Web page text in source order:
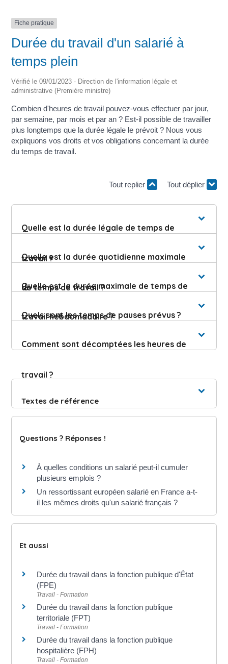
Fiche pratique
Durée du travail d'un salarié à
temps plein
Vérifié le 09/01/2023 - Direction de l'information légale et
administrative (Première ministre)
Combien d'heures de travail pouvez-vous effectuer par jour,
par semaine, par mois et par an ? Est-il possible de travailler
plus longtemps que la durée légale le prévoit ? Nous vous
expliquons vos droits et vos obligations concernant la durée
du temps de travail.
Tout replier Tout déplier
Quelle est la durée légale de temps de
travail ?
Quelle est la durée quotidienne maximale
de temps de travail ?
Quelle est la durée maximale de temps de
travail hebdomadaire ?
Quels sont les temps de pauses prévus ?
Comment sont décomptées les heures de
travail ?
Textes de référence
Questions ? Réponses !
À quelles conditions un salarié peut-il cumuler
plusieurs emplois ?
Un ressortissant européen salarié en France a-t-
il les mêmes droits qu'un salarié français ?
Et aussi
Durée du travail dans la fonction publique d'État
(FPE)
Travail - Formation
Durée du travail dans la fonction publique
territoriale (FPT)
Travail - Formation
Durée du travail dans la fonction publique
hospitalière (FPH)
Travail - Formation